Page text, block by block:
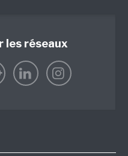
les réseaux